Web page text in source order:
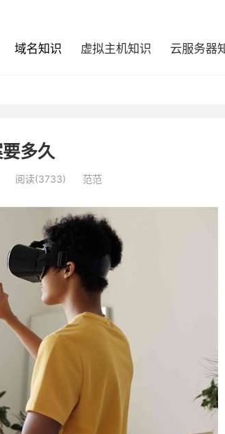
域名知识 虚拟主机知识 云服务器
多久
阅读(3733) 范范